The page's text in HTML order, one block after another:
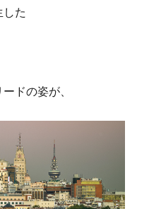
た
ドの姿が、